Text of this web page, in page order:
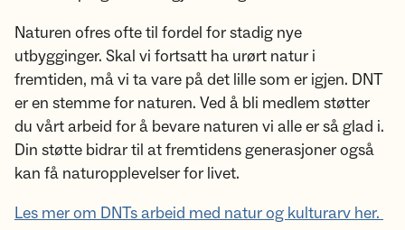
Naturen ofres ofte til fordel for stadig nye
utbygginger. Skal vi fortsatt ha urørt natur i
fremtiden, må vi ta vare på det lille som er igjen. DNT
er en stemme for naturen. Ved å bli medlem støtter
du vårt arbeid for å bevare naturen vi alle er så glad i.
Din støtte bidrar til at fremtidens generasjoner også
kan få naturopplevelser for livet.
Les mer om DNTs arbeid med natur og kulturarv her.